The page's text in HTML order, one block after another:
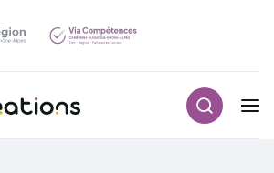
Navigation principale